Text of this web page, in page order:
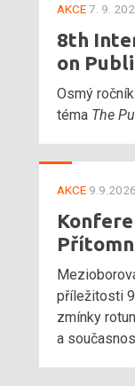
AKCE7. 9.
8th
on
Osmý
téma The
AKCE
příležitosti
zmínky
a